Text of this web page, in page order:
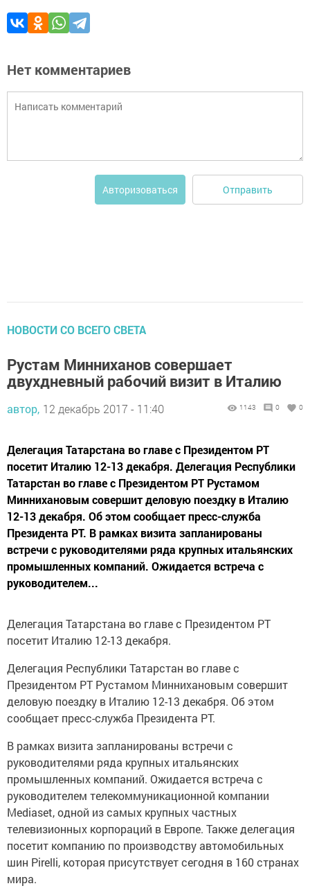
Нет комментариев
Авторизоваться Отправить
НОВОСТИ СО ВСЕГО СВЕТА
Рустам Минниханов совершает
двухдневный рабочий визит в Италию
автор, 12 декабрь 2017 - 11:40 1143 0 0
Делегация Татарстана во главе с Президентом РТ
посетит Италию 12-13 декабря. Делегация Республики
Татарстан во главе с Президентом РТ Рустамом
Миннихановым совершит деловую поездку в Италию
12-13 декабря. Об этом сообщает пресс-служба
Президента РТ. В рамках визита запланированы
встречи с руководителями ряда крупных итальянских
промышленных компаний. Ожидается встреча с
руководителем...
Делегация Татарстана во главе с Президентом РТ
посетит Италию 12-13 декабря.
Делегация Республики Татарстан во главе с
Президентом РТ Рустамом Миннихановым совершит
деловую поездку в Италию 12-13 декабря. Об этом
сообщает пресс-служба Президента РТ.
В рамках визита запланированы встречи с
руководителями ряда крупных итальянских
промышленных компаний. Ожидается встреча с
руководителем телекоммуникационной компании
Mediaset, одной из самых крупных частных
телевизионных корпораций в Европе. Также делегация
посетит компанию по производству автомобильных
шин Pirelli, которая присутствует сегодня в 160 странах
мира.